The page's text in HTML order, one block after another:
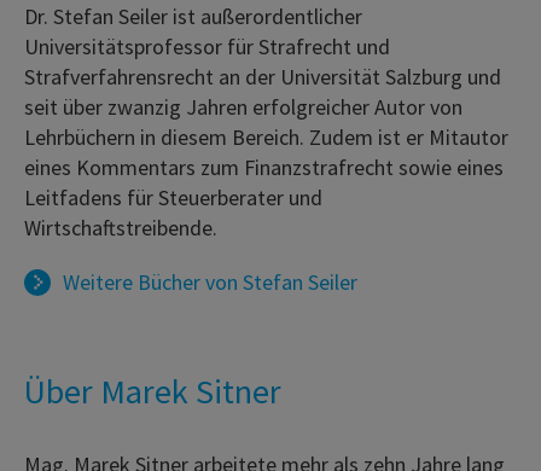
Dr. Stefan Seiler ist außerordentlicher
Universitätsprofessor für Strafrecht und
Strafverfahrensrecht an der Universität Salzburg und
seit über zwanzig Jahren erfolgreicher Autor von
Lehrbüchern in diesem Bereich. Zudem ist er Mitautor
eines Kommentars zum Finanzstrafrecht sowie eines
Leitfadens für Steuerberater und
Wirtschaftstreibende.
Weitere Bücher von Stefan Seiler
Über Marek Sitner
Mag. Marek Sitner arbeitete mehr als zehn Jahre lang